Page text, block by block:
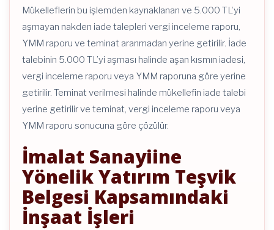
Mükelleflerin bu işlemden kaynaklanan ve 5.000 TL’yi
aşmayan nakden iade talepleri vergi inceleme raporu,
YMM raporu ve teminat aranmadan yerine getirilir. İade
talebinin 5.000 TL’yi aşması halinde aşan kısmın iadesi,
vergi inceleme raporu veya YMM raporuna göre yerine
getirilir. Teminat verilmesi halinde mükellefin iade talebi
yerine getirilir ve teminat, vergi inceleme raporu veya
YMM raporu sonucuna göre çözülür.
İmalat Sanayiine
Yönelik Yatırım Teşvik
Belgesi Kapsamındaki
İnşaat İşleri